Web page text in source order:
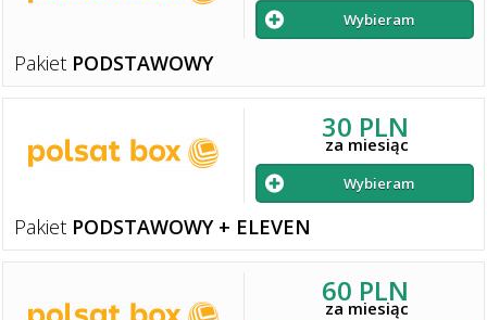
Pakiet PODSTAWOWY
Wybieram
Pakiet PODSTAWOWY + ELEVEN
30 PLN
za miesiąc
Wybieram
60 PLN
za miesiąc